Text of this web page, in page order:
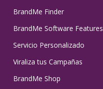
BrandMe Finder
BrandMe Software Features
Servicio Personalizado
Viraliza tus Campañas
BrandMe Shop